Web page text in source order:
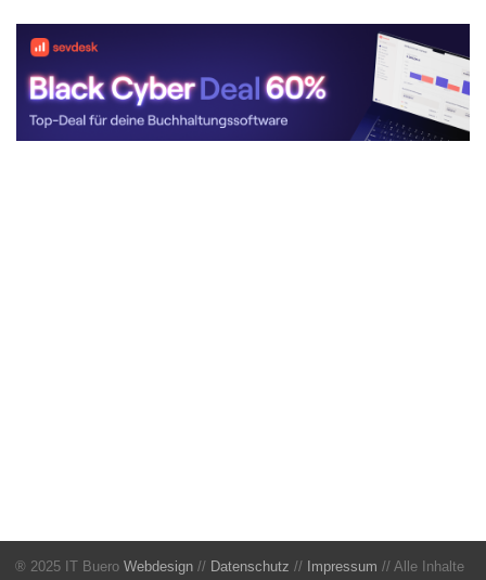
® 2025 IT Buero Webdesign // Datenschutz // Impressum // Alle Inhalte